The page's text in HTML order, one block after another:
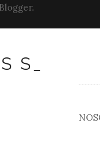
Blogger.
S_